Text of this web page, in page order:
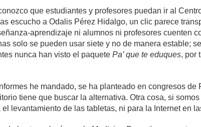
que estudiantes y profesores puedan ir al
escucho a Odalis Pérez Hidalgo, un clic parece
aprendizaje ni alumnos ni profesores cuenten
solo se pueden usar siete y no de manera estable;
nunca han visto el paquete Pa’ que te eduques, por
he mandado, se ha planteado en congresos de
tiene que buscar la alternativa. Otra cosa, si
levantamiento de las tabletas, ni para la Internet en